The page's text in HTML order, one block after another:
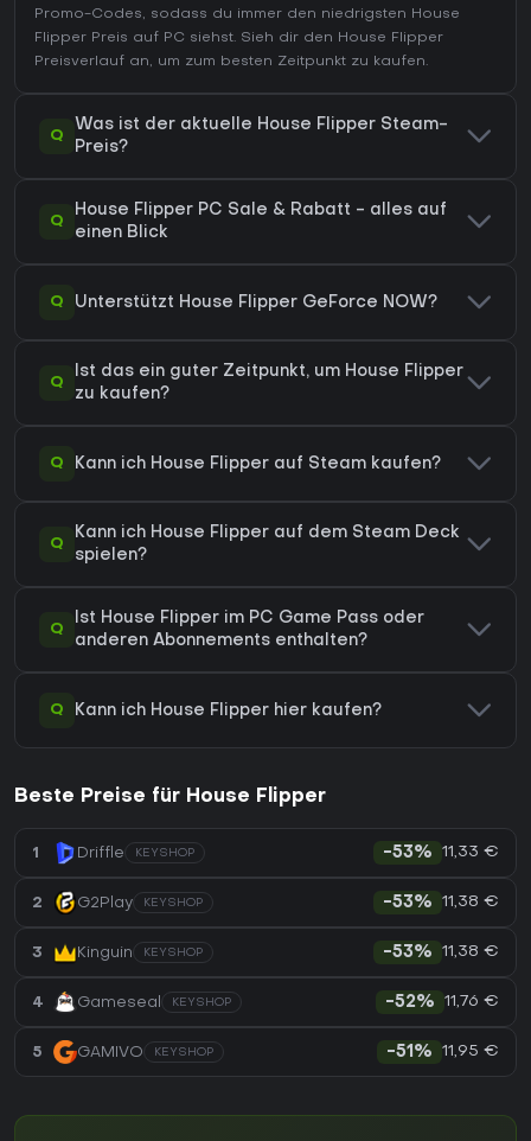
Promo-Codes, sodass du immer den niedrigsten House
Flipper Preis auf PC siehst. Sieh dir den House Flipper
Preisverlauf an, um zum besten Zeitpunkt zu kaufen.
Q
Was ist der aktuelle House Flipper Steam-
Preis?
Q
House Flipper PC Sale & Rabatt - alles auf
einen Blick
Q Unterstützt House Flipper GeForce NOW?
Q
Ist das ein guter Zeitpunkt, um House Flipper
zu kaufen?
Q Kann ich House Flipper auf Steam kaufen?
Q
Kann ich House Flipper auf dem Steam Deck
spielen?
Q
Ist House Flipper im PC Game Pass oder
anderen Abonnements enthalten?
Q Kann ich House Flipper hier kaufen?
Beste Preise für House Flipper
1 Driffle KEYSHOP -53% 11,33 €
2 G2Play KEYSHOP -53% 11,38 €
3 Kinguin KEYSHOP -53% 11,38 €
4 Gameseal KEYSHOP -52% 11,76 €
5 GAMIVO KEYSHOP -51% 11,95 €